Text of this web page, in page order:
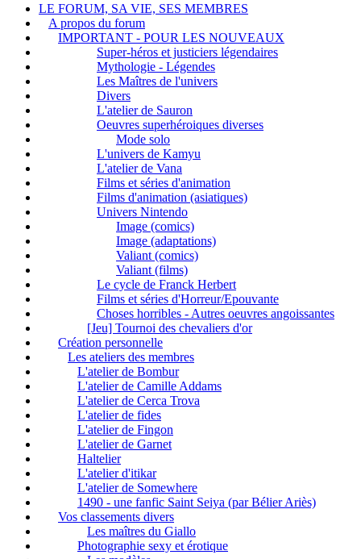
LE FORUM, SA VIE, SES MEMBRES
A propos du forum
IMPORTANT - POUR LES NOUVEAUX
Super-héros et justiciers légendaires
Mythologie - Légendes
Les Maîtres de l'univers
Divers
L'atelier de Sauron
Oeuvres superhéroiques diverses
Mode solo
L'univers de Kamyu
L'atelier de Vana
Films et séries d'animation
Films d'animation (asiatiques)
Univers Nintendo
Image (comics)
Image (adaptations)
Valiant (comics)
Valiant (films)
Le cycle de Franck Herbert
Films et séries d'Horreur/Epouvante
Choses horribles - Autres oeuvres angoissantes
[Jeu] Tournoi des chevaliers d'or
Création personnelle
Les ateliers des membres
L'atelier de Bombur
L'atelier de Camille Addams
L'atelier de Cerca Trova
L'atelier de fides
L'atelier de Fingon
L'atelier de Garnet
Haltelier
L'atelier d'itikar
L'atelier de Somewhere
1490 - une fanfic Saint Seiya (par Bélier Ariès)
Vos classements divers
Les maîtres du Giallo
Photographie sexy et érotique